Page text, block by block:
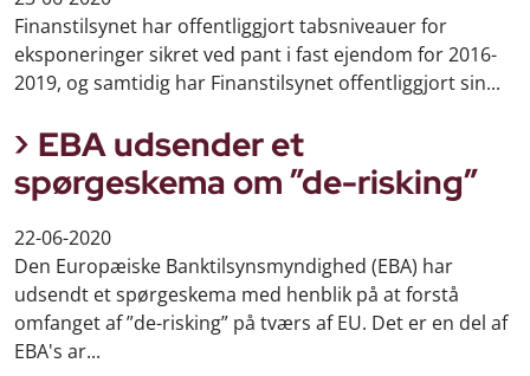
Finanstilsynet har offentliggjort tabsniveauer for
eksponeringer sikret ved pant i fast ejendom for 2016-
2019, og samtidig har Finanstilsynet offentliggjort sin...
EBA udsender et
spørgeskema om ”de-risking”
22-06-2020
Den Europæiske Banktilsynsmyndighed (EBA) har
udsendt et spørgeskema med henblik på at forstå
omfanget af ”de-risking” på tværs af EU. Det er en del af
EBA's ar...